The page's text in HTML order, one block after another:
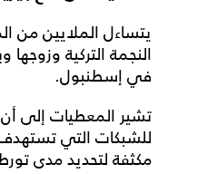
يتساءل الملايين من
النجمة التركية
في إسطنبول.
تشير المعطيات إلى
للشبكات التي
مكثفة لتحديد مدى